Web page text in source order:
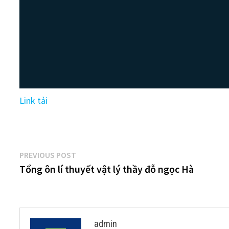
Link tải
Điều
hướng
viết
PREVIOUS POST
post:
Tổng ôn lí thuyết vật lý thầy đỗ ngọc Hà
admin